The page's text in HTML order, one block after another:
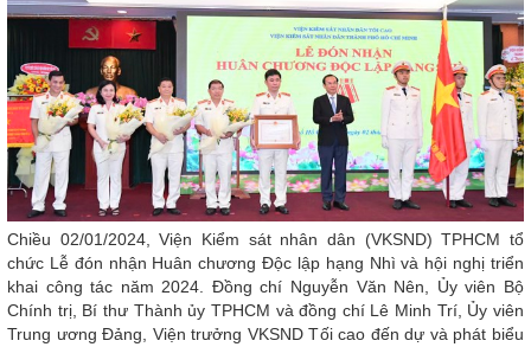
Chiều 02/01/2024, Viện Kiểm sát nhân dân (VKSND) TPHCM tổ
chức Lễ đón nhận Huân chương Độc lập hạng Nhì và hội nghị triển
khai công tác năm 2024. Đồng chí Nguyễn Văn Nên, Ủy viên Bộ
Chính trị, Bí thư Thành ủy TPHCM và đồng chí Lê Minh Trí, Ủy viên
Trung ương Đảng, Viện trưởng VKSND Tối cao đến dự và phát biểu